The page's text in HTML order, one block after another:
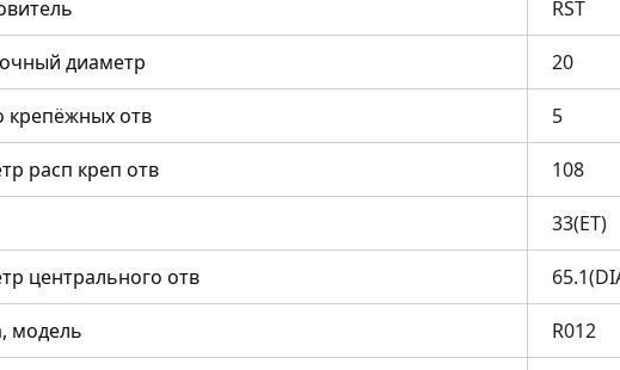
RST
диаметр 20
крепёжных отв 5
расп креп отв 108
33(ET)
центрального отв
модель R012